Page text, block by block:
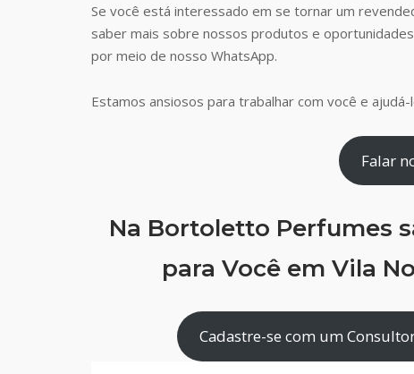
Se você está interessado em se tornar um
saber mais sobre nossos produtos e
por meio de nosso WhatsApp.
Estamos ansiosos para trabalhar com você e
Falar
Na Bortoletto Perfumes
para Você em Vila
Cadastre-se com um